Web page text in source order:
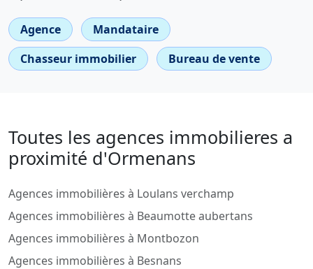
Agence
Mandataire
Chasseur immobilier
Bureau de vente
Toutes les agences immobilieres a
proximité d'Ormenans
Agences immobilières à Loulans verchamp
Agences immobilières à Beaumotte aubertans
Agences immobilières à Montbozon
Agences immobilières à Besnans